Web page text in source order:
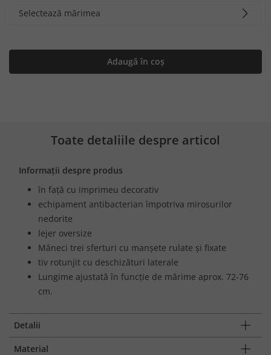
Selectează mărimea
Adaugă în coș
Toate detaliile despre articol
Informații despre produs
în față cu imprimeu decorativ
echipament antibacterian împotriva mirosurilor
nedorite
lejer oversize
Mâneci trei sferturi cu manșete rulate și fixate
tiv rotunjit cu deschizături laterale
Lungime ajustată în funcție de mărime aprox. 72-76
cm.
Detalii
Material